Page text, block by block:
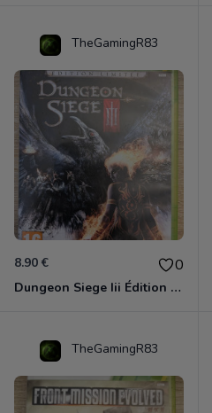
TheGamingR83
8.90 € 0
Dungeon Siege Iii Édition Limitée - Vf Intégrale Xbox 360
TheGamingR83